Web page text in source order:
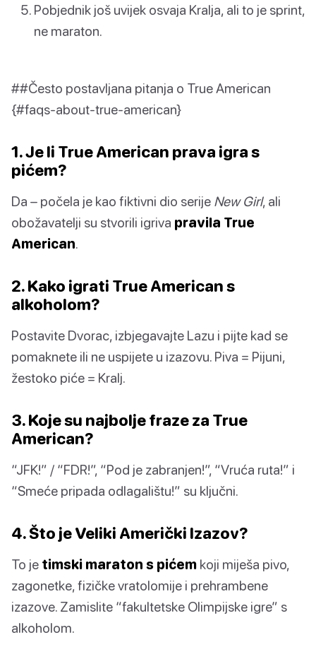
Pobjednik još uvijek osvaja Kralja, ali to je sprint,
ne maraton.
##Često postavljana pitanja o True American
{#faqs-about-true-american}
1. Je li True American prava igra s
pićem?
Da – počela je kao fiktivni dio serije New Girl, ali
obožavatelji su stvorili igriva pravila True
American.
2. Kako igrati True American s
alkoholom?
Postavite Dvorac, izbjegavajte Lazu i pijte kad se
pomaknete ili ne uspijete u izazovu. Piva = Pijuni,
žestoko piće = Kralj.
3. Koje su najbolje fraze za True
American?
“JFK!” / “FDR!”, “Pod je zabranjen!”, “Vruća ruta!” i
“Smeće pripada odlagalištu!” su ključni.
4. Što je Veliki Američki Izazov?
To je timski maraton s pićem koji miješa pivo,
zagonetke, fizičke vratolomije i prehrambene
izazove. Zamislite “fakultetske Olimpijske igre” s
alkoholom.